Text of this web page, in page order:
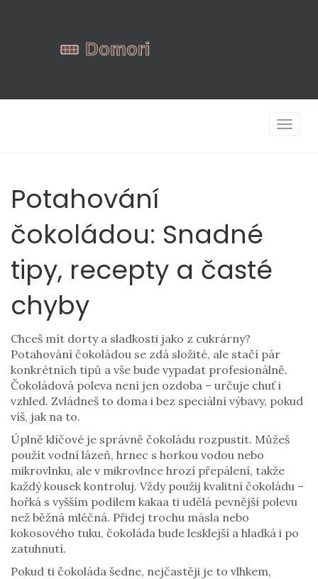
Potahování
čokoládou: Snadné
tipy, recepty a časté
chyby
Chceš mít dorty a sladkosti jako z cukrárny?
Potahování čokoládou se zdá složité, ale stačí pár
konkrétních tipů a vše bude vypadat profesionálně.
Čokoládová poleva není jen ozdoba – určuje chuť i
vzhled. Zvládneš to doma i bez speciální výbavy, pokud
víš, jak na to.
Úplně klíčové je správně čokoládu rozpustit. Můžeš
použít vodní lázeň, hrnec s horkou vodou nebo
mikrovlnku, ale v mikrovlnce hrozí přepálení, takže
každý kousek kontroluj. Vždy použij kvalitní čokoládu –
hořká s vyšším podílem kakaa ti udělá pevnější polevu
než běžná mléčná. Přidej trochu másla nebo
kokosového tuku, čokoláda bude lesklejší a hladká i po
zatuhnutí.
Pokud ti čokoláda šedne, nejčastěji je to vlhkem,